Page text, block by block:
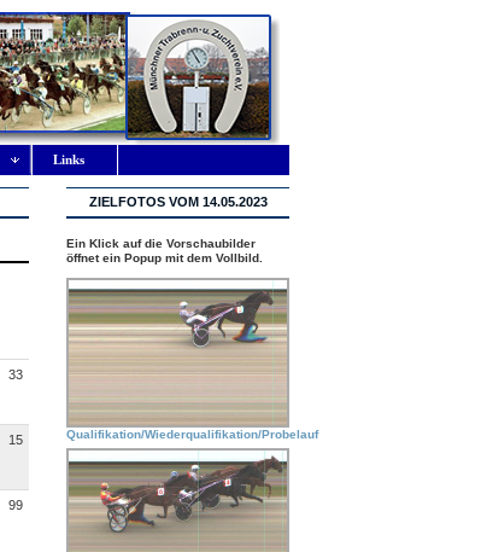
Links
33
15
99
ZIELFOTOS VOM 14.05.2023
Ein Klick auf die Vorschaubilder
öffnet ein Popup mit dem Vollbild.
Qualifikation/Wiederqualifikation/Probelauf